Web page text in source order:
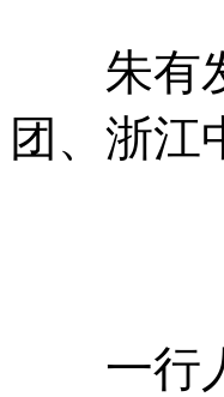
朱有发
团、浙江
一行人